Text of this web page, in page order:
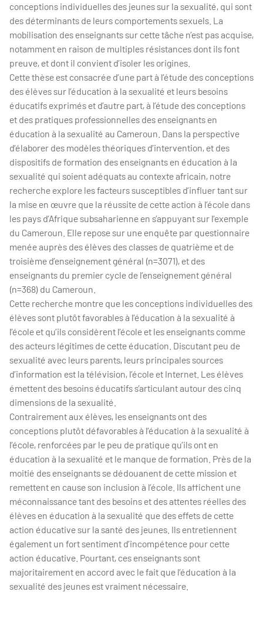
conceptions individuelles des jeunes sur la sexualité, qui sont
des déterminants de leurs comportements sexuels. La
mobilisation des enseignants sur cette tâche n’est pas acquise,
notamment en raison de multiples résistances dont ils font
preuve, et dont il convient d’isoler les origines.
Cette thèse est consacrée d’une part à l’étude des conceptions
des élèves sur l’éducation à la sexualité et leurs besoins
éducatifs exprimés et d’autre part, à l’étude des conceptions
et des pratiques professionnelles des enseignants en
éducation à la sexualité au Cameroun. Dans la perspective
d’élaborer des modèles théoriques d’intervention, et des
dispositifs de formation des enseignants en éducation à la
sexualité qui soient adéquats au contexte africain, notre
recherche explore les facteurs susceptibles d’influer tant sur
la mise en œuvre que la réussite de cette action à l’école dans
les pays d’Afrique subsaharienne en s’appuyant sur l’exemple
du Cameroun. Elle repose sur une enquête par questionnaire
menée auprès des élèves des classes de quatrième et de
troisième d’enseignement général (n=3071), et des
enseignants du premier cycle de l’enseignement général
(n=368) du Cameroun.
Cette recherche montre que les conceptions individuelles des
élèves sont plutôt favorables à l’éducation à la sexualité à
l’école et qu’ils considèrent l’école et les enseignants comme
des acteurs légitimes de cette éducation. Discutant peu de
sexualité avec leurs parents, leurs principales sources
d’information est la télévision, l’école et Internet. Les élèves
émettent des besoins éducatifs s’articulant autour des cinq
dimensions de la sexualité.
Contrairement aux élèves, les enseignants ont des
conceptions plutôt défavorables à l’éducation à la sexualité à
l’école, renforcées par le peu de pratique qu’ils ont en
éducation à la sexualité et le manque de formation. Près de la
moitié des enseignants se dédouanent de cette mission et
remettent en cause son inclusion à l’école. Ils affichent une
méconnaissance tant des besoins et des attentes réelles des
élèves en éducation à la sexualité que des effets de cette
action éducative sur la santé des jeunes. Ils entretiennent
également un fort sentiment d’incompétence pour cette
action éducative. Pourtant, ces enseignants sont
majoritairement en accord avec le fait que l’éducation à la
sexualité des jeunes est vraiment nécessaire.